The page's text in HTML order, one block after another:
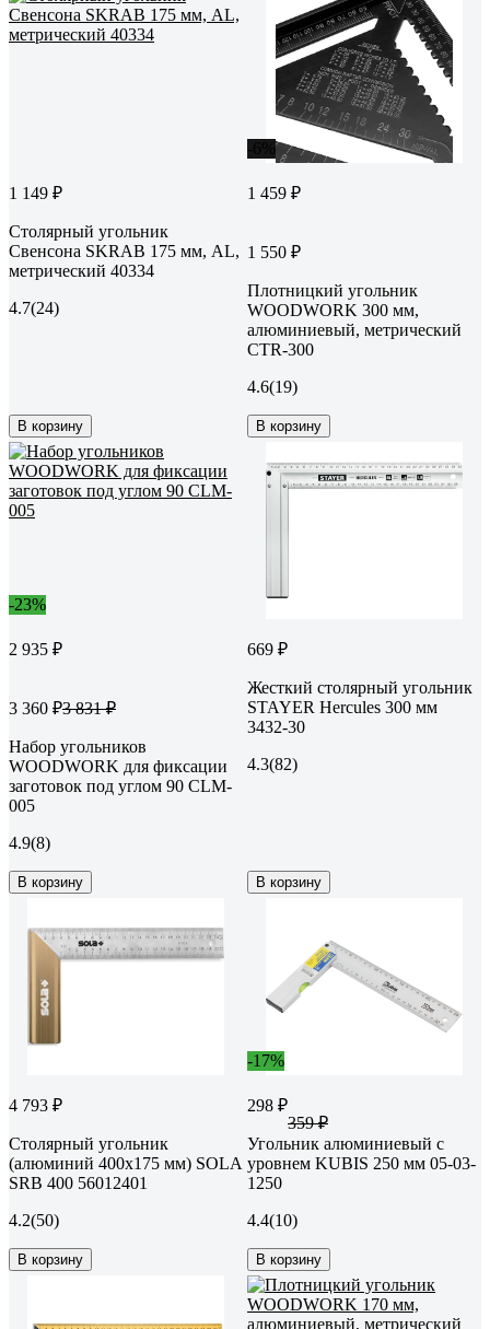
1 149 ₽
Столярный угольник
Свенсона SKRAB 175 мм, AL,
метрический 40334
4.7(24)
В корзину
1 459 ₽
1 550 ₽
Плотницкий угольник
WOODWORK 300 мм,
алюминиевый, метрический
CTR-300
4.6(19)
В корзину
-23%
2 935 ₽
3 360 ₽3 831 ₽
Набор угольников
WOODWORK для фиксации
заготовок под углом 90 CLM-
005
4.9(8)
В корзину
669 ₽
Жесткий столярный угольник
STAYER Hercules 300 мм
3432-30
4.3(82)
В корзину
4 793 ₽
Cтолярный угольник
(алюминий 400х175 мм) SOLA
SRB 400 56012401
4.2(50)
В корзину
-17%
298 ₽
359 ₽
Угольник алюминиевый с
уровнем KUBIS 250 мм 05-03-
1250
4.4(10)
В корзину